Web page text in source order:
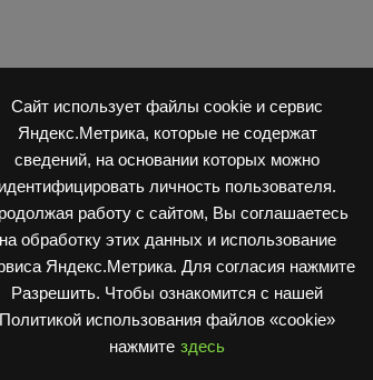
Сайт использует файлы cookie и сервис
Яндекс.Метрика, которые не содержат
сведений, на основании которых можно
идентифицировать личность пользователя.
работу с сайтом, Вы соглашаетесь
на обработку этих данных и использование
Яндекс.Метрика. Для согласия нажмите
Разрешить. Чтобы ознакомится с нашей
Политикой использования файлов «cookie»
нажмите здесь
& MVQ SEALS